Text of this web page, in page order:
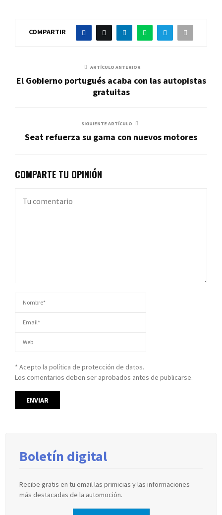
COMPARTIR
ARTÍCULO ANTERIOR
El Gobierno portugués acaba con las autopistas
gratuitas
SIGUIENTE ARTÍCULO
Seat refuerza su gama con nuevos motores
COMPARTE TU OPINIÓN
* Acepto la política de protección de datos.
Los comentarios deben ser aprobados antes de publicarse.
Boletín digital
Recibe gratis en tu email las primicias y las informaciones
más destacadas de la automoción.